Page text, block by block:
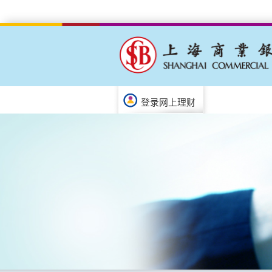
登录网上理财